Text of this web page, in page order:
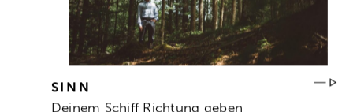
SINN
Deinem Schiff Richtung geben